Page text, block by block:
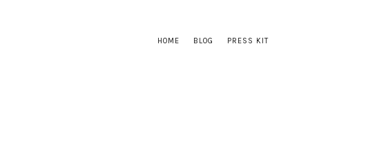
HOME BLOG PRESS KIT